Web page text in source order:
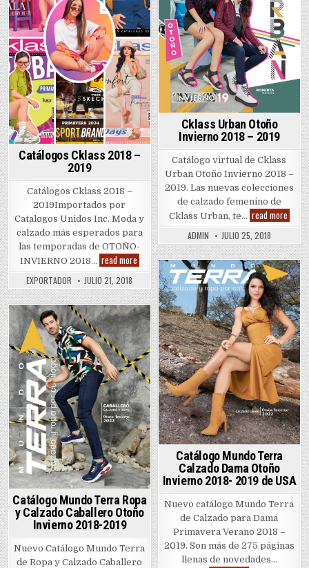
Cklass Urban Otoño
Invierno 2018 – 2019
Catálogo virtual de Cklass
Urban Otoño Invierno 2018 –
2019. Las nuevas colecciones
de calzado femenino de
Cklass Urban, te… read more
Urban
Otoño
2018
–
2019
ADMIN JULIO 25, 2018
Catálogos Cklass 2018 –
2019
Catálogos Cklass 2018 –
2019Importados por
Catalogos Unidos Inc. Moda y
calzado más esperados para
las temporadas de OTOÑO-
INVIERNO 2018… read moreCatálogos
Cklass
2018
–
2019
EXPORTADOR JULIO 21, 2018
Posted
in
Catálogo Mundo Terra
Calzado Dama Otoño
Invierno 2018- 2019 de USA
Nuevo catálogo Mundo Terra
de Calzado para Dama
Primavera Verano 2018 –
2019. Son más de 275 páginas
llenas de novedades…
Posted
in
Catálogo Mundo Terra Ropa
y Calzado Caballero Otoño
Invierno 2018-2019
Nuevo Catálogo Mundo Terra
de Ropa y Calzado Caballero